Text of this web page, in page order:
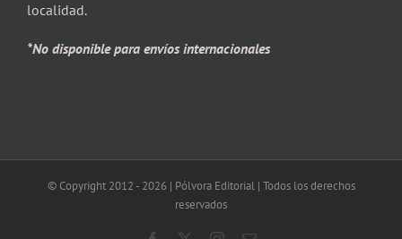
localidad.
*No disponible para envíos internacionales
© Copyright 2012 - 2026 | Pólvora Editorial | Todos los derechos
reservados